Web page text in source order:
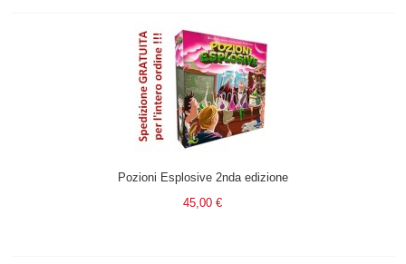
Pozioni Esplosive 2nda edizione
45,00 €